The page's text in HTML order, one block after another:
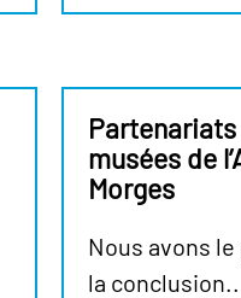
Partenariats
musées de
Morges
Nous avons
la